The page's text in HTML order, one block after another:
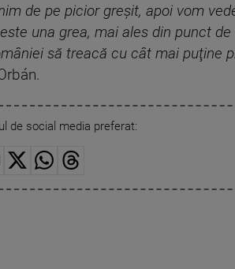
de pe picior greşit, apoi vom
una grea, mai ales din punct
să treacă cu cât mai puţine
de social media preferat: